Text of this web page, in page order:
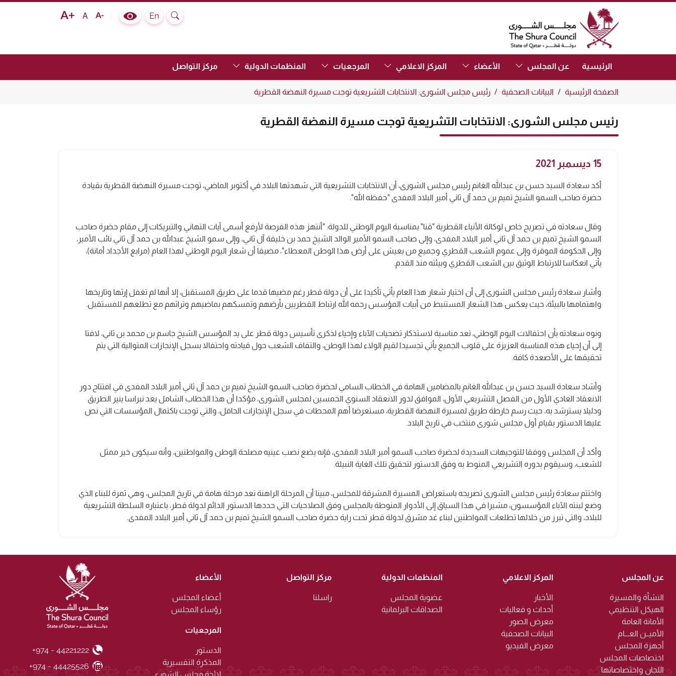
The Shura Council State of Qatar
Search
En
Colour Contrast Selector
Text size bigger
AText size normal
Text size smaller
الرئيسية عن المجلس الأعضاء
(Focus the link to toggle submenu.) المركز الاعلامي
(Focus the link to toggle submenu.) المرجعيات المنظمات الدولية
(Focus the link to toggle submenu.) مركز التواصل
الصفحة الرئيسية البيانات الصحفية رئيس مجلس الشورى: الانتخابات التشريعية توجت مسيرة النهضة القطرية
رئيس مجلس الشورى: الانتخابات التشريعية توجت مسيرة النهضة القطرية
15 ديسمبر 2021
أكد سعادة السيد حسن بن عبدالله الغانم رئيس مجلس الشورى، أن الانتخابات التشريعية التي شهدتها البلاد في أكتوبر الماضي، توجت مسيرة النهضة القطرية بقيادة
حضرة صاحب السمو الشيخ تميم بن حمد آل ثاني أمير البلاد المفدى "حفظه الله".
وقال سعادته في تصريح خاص لوكالة الأنباء القطرية "قنا" بمناسبة اليوم الوطني للدولة: "أنتهز هذه الفرصة لأرفع أسمى آيات التهاني والتبريكات إلى مقام حضرة صاحب
السمو الشيخ تميم بن حمد آل ثاني أمير البلاد المفدى، وإلى صاحب السمو الأمير الوالد الشيخ حمد بن خليفة آل ثاني، وإلى سمو الشيخ عبدالله بن حمد آل ثاني نائب الأمير،
وإلى الحكومة الموقرة وإلى عموم الشعب القطري وجميع من يعيش على أرض هذا الوطن المعطاء"، مضيفا أن شعار اليوم الوطني لهذا العام (مرابع الأجداد أمانة)،
يأتي انعكاسا للارتباط الوثيق بين الشعب القطري وبيئته منذ القدم.
وأشار سعادة رئيس مجلس الشورى إلى أن اختيار شعار هذا العام يأتي تأكيدا على أن دولة قطر رغم مضيها قدما على طريق المستقبل، إلا أنها لم تغفل إرثها وتاريخها
واهتمامها بالبيئة، حيث يعكس هذا الشعار المستنبط من أبيات المؤسس رحمه الله ارتباط القطريين بأرضهم وتمسكهم بماضيهم وتراثهم مع تطلعهم للمستقبل.
ونوه سعادته بأن احتفالات اليوم الوطني، تعد مناسبة لاستذكار تضحيات الآباء وإحياء لذكرى تأسيس دولة قطر على يد المؤسس الشيخ جاسم بن محمد بن ثاني، لافتا
إلى أن إحياء هذه المناسبة العزيزة على قلوب الجميع يأتي تجسيدا لقيم الولاء لهذا الوطن، والتفاف الشعب حول قيادته واحتفالا بسجل الإنجازات المتوالية التي يتم
تحقيقها على الأصعدة كافة.
وأشاد سعادة السيد حسن بن عبدالله الغانم بالمضامين الهامة في الخطاب السامي لحضرة صاحب السمو الشيخ تميم بن حمد آل ثاني أمير البلاد المفدى في افتتاح دور
الانعقاد العادي الأول من الفصل التشريعي الأول، الموافق لدور الانعقاد السنوي الخمسين لمجلس الشورى، مؤكدا أن هذا الخطاب الشامل يعد نبراسا ينير الطريق
ودليلا يسترشد به، حيث رسم خارطة طريق لمسيرة النهضة القطرية، مستعرضا أهم المحطات في سجل الإنجازات الحافل، والتي توجت باكتمال المؤسسات التي نص
عليها الدستور بقيام أول مجلس شورى منتخب في تاريخ البلاد.
وأكد أن المجلس ووفقا للتوجيهات السديدة لحضرة صاحب السمو أمير البلاد المفدى، فإنه يضع نصب عينيه مصلحة الوطن والمواطنين، وأنه سيكون خير ممثل
للشعب، وسيقوم بدوره التشريعي المنوط به وفق الدستور لتحقيق تلك الغاية النبيلة.
واختتم سعادة رئيس مجلس الشورى تصريحه باستعراض المسيرة المشرقة للمجلس، مبينا أن المرحلة الراهنة تعد مرحلة هامة في تاريخ المجلس، وهي ثمرة للبناء الذي
وضع لبنته الآباء المؤسسون، مشيرا في هذا السياق إلى الأدوار المنوطة بالمجلس وفق الصلاحيات التي حددها الدستور الدائم لدولة قطر، باعتباره السلطة التشريعية
للبلاد، والتي تبرز من خلالها تطلعات المواطنين لبناء غد مشرق لدولة قطر تحت راية حضرة صاحب السمو الشيخ تميم بن حمد آل ثاني أمير البلاد المفدى.
عن المجلس
النشأة والمسيرة
الهيكل التنظيمي
الأمانة العامة
الأميــن العـــام
أجهزة المجلس
اختصاصات المجلس
اللجان واختصاصاتها
المركز الاعلامي
الأخبار
أحداث و فعاليات
معرض الصور
البيانات الصحفية
معرض الفيديو
المنظمات الدولية
عضوية المجلس
الصداقات البرلمانية
مركز التواصل
راسلنا
الأعضاء
أعضاء المجلس
رؤساء المجلس
المرجعيات
الدستور
المذكرة التفسيرية
لائحة مجلس الشورى
Phone Number
+974 - 44221222
Fax Number
+974 - 44425526